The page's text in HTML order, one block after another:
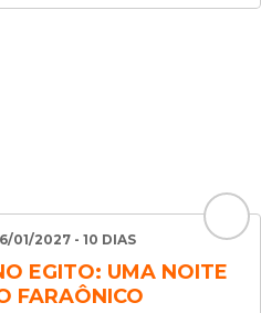
01/2027 - 10 DIAS
EGITO: UMA NOITE
FARAÔNICO